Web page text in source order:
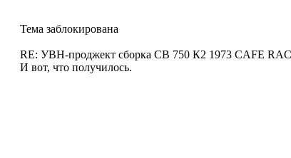
Тема заблокирована
RE: УВН-проджект сборка СВ 750 К2 1973 CAFE
И вот, что получилось.